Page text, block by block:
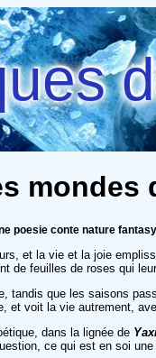
mondes
poesie conte nature fantasy
et la vie et la joie
de feuilles de roses qui
tandis que les saisons
et voit la vie autrement,
dans la lignée de
ce qui est en soi une